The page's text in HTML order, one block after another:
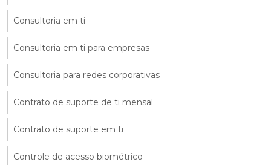
Consultoria em ti
Consultoria em ti para empresas
Consultoria para redes corporativas
Contrato de suporte de ti mensal
Contrato de suporte em ti
Controle de acesso biométrico